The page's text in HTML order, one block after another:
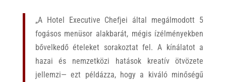
„A Hotel Executive Chefjei által megálmodott 5
fogásos menüsor alakbarát, mégis ízélményekben
bővelkedő ételeket sorakoztat fel. A kínálatot a
hazai és nemzetközi hatások kreatív ötvözete
jellemzi— ezt példázza, hogy a kiváló minőségű